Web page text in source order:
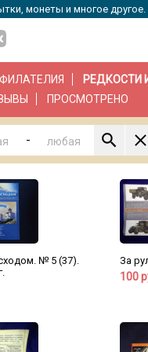
монеты и многое другое.
ФИЛАТЕЛИЯ
РЕДКОСТИ
ПРОСМОТРЕНО
-
№ 5 (37).
За
100